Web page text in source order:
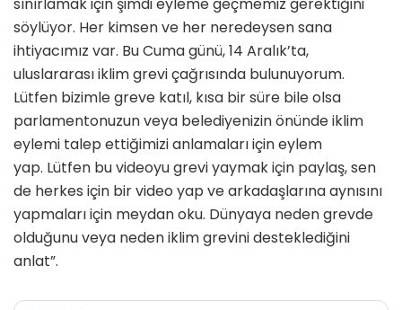
söylüyor. Her kimsen ve her neredeysen sana
ihtiyacımız var. Bu Cuma günü, 14 Aralık’ta,
uluslararası iklim grevi çağrısında bulunuyorum.
Lütfen bizimle greve katıl, kısa bir süre bile olsa
parlamentonuzun veya belediyenizin önünde iklim
eylemi talep ettiğimizi anlamaları için eylem
yap. Lütfen bu videoyu grevi yaymak için paylaş, sen
de herkes için bir video yap ve arkadaşlarına aynısını
yapmaları için meydan oku. Dünyaya neden grevde
olduğunu veya neden iklim grevini desteklediğini
anlat”.